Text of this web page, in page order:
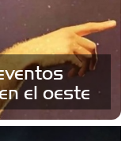
el oeste